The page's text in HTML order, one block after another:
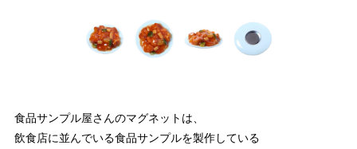
食品サンプル屋さんのマグネットは、
飲食店に並んでいる食品サンプルを製作している